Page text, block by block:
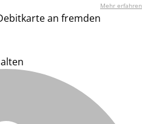
Mehr erfahren
an fremden